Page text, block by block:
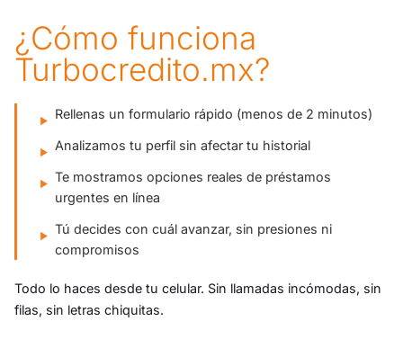
¿Cómo funciona
Turbocredito.mx?
Rellenas un formulario rápido (menos de 2 minutos)
Analizamos tu perfil sin afectar tu historial
Te mostramos opciones reales de préstamos
urgentes en línea
Tú decides con cuál avanzar, sin presiones ni
compromisos
Todo lo haces desde tu celular. Sin llamadas incómodas, sin
filas, sin letras chiquitas.